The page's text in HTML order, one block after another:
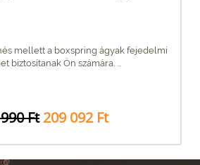
mellett a boxspring ágyak fejedelmi
biztosítanak Ön számára. ...
Ft 209 092 Ft